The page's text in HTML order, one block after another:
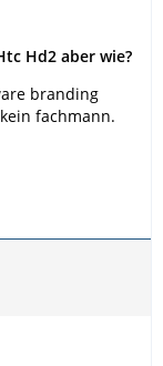
Hd2 aber wie?
branding
fachmann.